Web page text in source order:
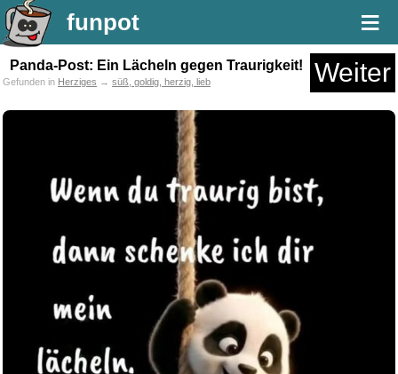
funpot ≡
Panda-Post: Ein Lächeln gegen Traurigkeit! Weiter
Gefunden in Herziges → süß, goldig, herzig, lieb